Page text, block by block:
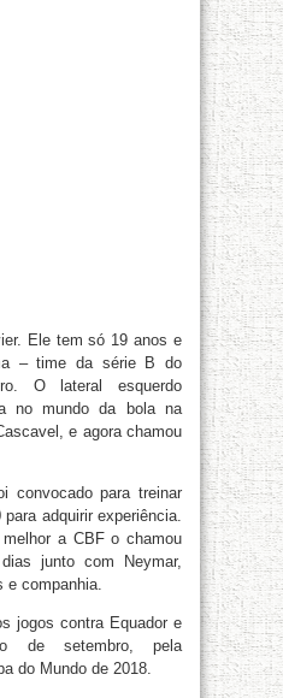
Ele tem só 19 anos e
– time da série B do
O lateral esquerdo
no mundo da bola na
e agora chamou
convocado para treinar
adquirir experiência.
a CBF o chamou
junto com Neymar,
e companhia.
jogos contra Equador e
de setembro, pela
do Mundo de 2018.